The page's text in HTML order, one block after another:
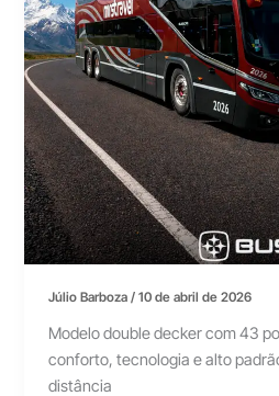
Júlio Barboza/10 de abril de 2026
Modelo double decker com 43
conforto, tecnologia e alto
distância